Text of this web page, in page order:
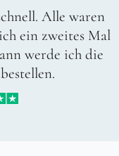
Alle waren
ein zweites Mal
werde ich die